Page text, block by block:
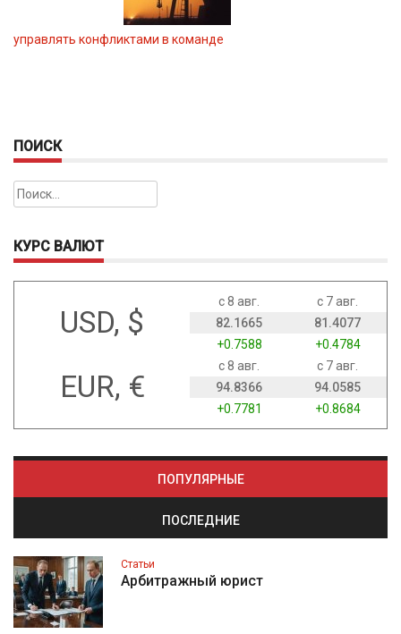
управлять конфликтами в команде
ПОИСК
Найти:
КУРС ВАЛЮТ
USD, $
с 8 авг.
с 7 авг.
82.1665
81.4077
+0.7588
+0.4784
EUR, €
с 8 авг.
с 7 авг.
94.8366
94.0585
+0.7781
+0.8684
ПОПУЛЯРНЫЕ
ПОСЛЕДНИЕ
Статьи
Арбитражный юрист